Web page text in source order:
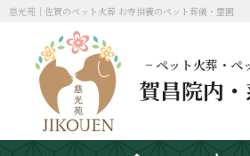
慈光苑｜佐賀のペット火葬 お寺供養のペット葬儀・霊園
− ペット火葬・ペ
賀昌院内